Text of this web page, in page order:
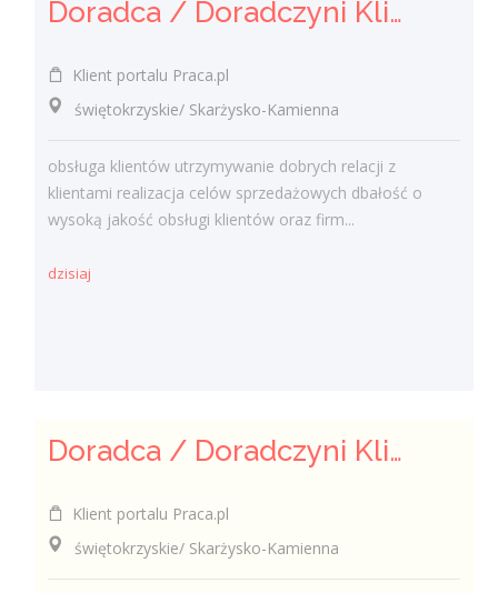
Doradca / Doradczyni Klienta (bankowość)
Klient portalu Praca.pl
świętokrzyskie/ Skarżysko-Kamienna
obsługa klientów utrzymywanie dobrych relacji z
klientami realizacja celów sprzedażowych dbałość o
wysoką jakość obsługi klientów oraz firm...
dzisiaj
Doradca / Doradczyni Klienta – branża finansowa
Klient portalu Praca.pl
świętokrzyskie/ Skarżysko-Kamienna